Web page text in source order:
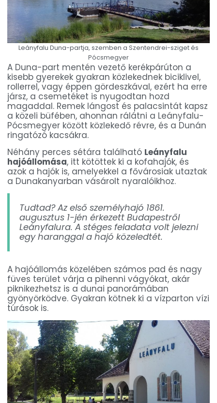
Leányfalu Duna-partja, szemben a Szentendrei-sziget és
Pócsmegyer
A Duna-part mentén vezető kerékpárúton a
kisebb gyerekek gyakran közlekednek biciklivel,
rollerrel, vagy éppen gördeszkával, ezért ha erre
jársz, a csemetéket is nyugodtan hozd
magaddal. Remek lángost és palacsintát kapsz
a közeli büfében, ahonnan rálátni a Leányfalu-
Pócsmegyer között közlekedő révre, és a Dunán
ringatózó kacsákra.
Néhány perces sétára található Leányfalu
hajóállomása, itt kötöttek ki a kofahajók, és
azok a hajók is, amelyekkel a fővárosiak utaztak
a Dunakanyarban vásárolt nyaralóikhoz.
Tudtad? Az első személyhajó 1861.
augusztus 1-jén érkezett Budapestről
Leányfalura. A stéges feladata volt jelezni
egy haranggal a hajó közeledtét.
A hajóállomás közelében számos pad és nagy
füves terület várja a pihenni vágyókat, akár
piknikezhetsz is a dunai panorámában
gyönyörködve. Gyakran kötnek ki a vízparton vízi
túrások is.